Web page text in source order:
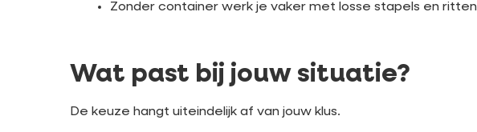
Zonder container werk je vaker met losse stapels en ritten
Wat past bij jouw situatie?
De keuze hangt uiteindelijk af van jouw klus.